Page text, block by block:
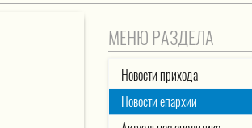
МЕНЮ РАЗДЕЛА
Новости прихода
Новости епархии